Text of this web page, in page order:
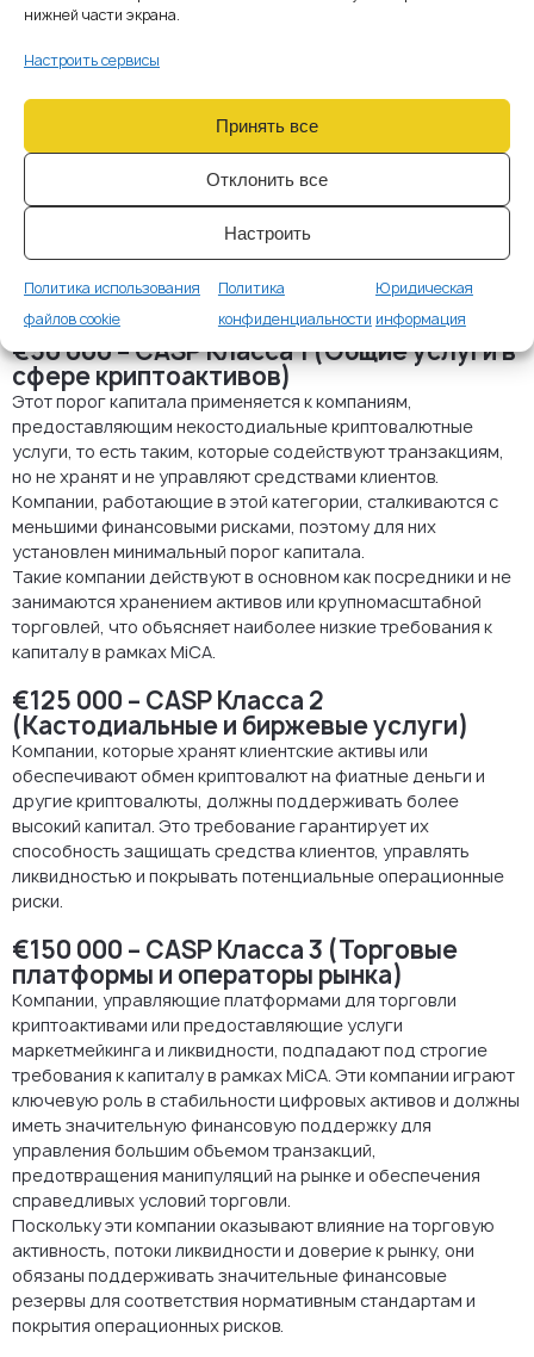
нижней части экрана.
Настроить сервисы
Принять все
Отклонить все
Настроить
Политика использования
файлов cookie
Политика
конфиденциальности
Юридическая
информация
для покрытия потенциальных рыночных рисков, защиты
клиентских средств и обеспечения непрерывности работы.
Минимальные требования к
капиталу в зависимости от
лицензии MiCA
Финансовые требования для получения лицензии
поставщика услуг в сфере криптоактивов (CASP)
разделены на три уровня, соответствующие степени
ответственности и рисков, связанных с различными бизнес-
моделями.
€50 000 – CASP Класса 1 (Общие услуги в
сфере криптоактивов)
Этот порог капитала применяется к компаниям,
предоставляющим некостодиальные криптовалютные
услуги, то есть таким, которые содействуют транзакциям,
но не хранят и не управляют средствами клиентов.
Компании, работающие в этой категории, сталкиваются с
меньшими финансовыми рисками, поэтому для них
установлен минимальный порог капитала.
Такие компании действуют в основном как посредники и не
занимаются хранением активов или крупномасштабной
торговлей, что объясняет наиболее низкие требования к
капиталу в рамках MiCA.
€125 000 – CASP Класса 2
(Кастодиальные и биржевые услуги)
Компании, которые хранят клиентские активы или
обеспечивают обмен криптовалют на фиатные деньги и
другие криптовалюты, должны поддерживать более
высокий капитал. Это требование гарантирует их
способность защищать средства клиентов, управлять
ликвидностью и покрывать потенциальные операционные
риски.
€150 000 – CASP Класса 3 (Торговые
платформы и операторы рынка)
Компании, управляющие платформами для торговли
криптоактивами или предоставляющие услуги
маркетмейкинга и ликвидности, подпадают под строгие
требования к капиталу в рамках MiCA. Эти компании играют
ключевую роль в стабильности цифровых активов и должны
иметь значительную финансовую поддержку для
управления большим объемом транзакций,
предотвращения манипуляций на рынке и обеспечения
справедливых условий торговли.
Поскольку эти компании оказывают влияние на торговую
активность, потоки ликвидности и доверие к рынку, они
обязаны поддерживать значительные финансовые
резервы для соответствия нормативным стандартам и
покрытия операционных рисков.